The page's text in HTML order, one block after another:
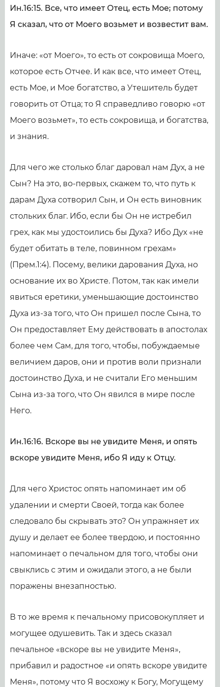
Ин.16:15. Все, что имеет Отец, есть Мое; потому
Я сказал, что от Моего возьмет и возвестит вам.
Иначе: «от Моего», то есть от сокровища Моего,
которое есть Отчее. И как все, что имеет Отец,
есть Мое, и Мое богатство, а Утешитель будет
говорить от Отца; то Я справедливо говорю «от
Моего возьмет», то есть сокровища, и богатства,
и знания.
Для чего же столько благ даровал нам Дух, а не
Сын? На это, во-первых, скажем то, что путь к
дарам Духа сотворил Сын, и Он есть виновник
стольких благ. Ибо, если бы Он не истребил
грех, как мы удостоились бы Духа? Ибо Дух «не
будет обитать в теле, повинном грехам»
(Прем.1:4). Посему, велики дарования Духа, но
основание их во Христе. Потом, так как имели
явиться еретики, уменьшающие достоинство
Духа из-за того, что Он пришел после Сына, то
Он предоставляет Ему действовать в апостолах
более чем Сам, для того, чтобы, побуждаемые
величием даров, они и против воли признали
достоинство Духа, и не считали Его меньшим
Сына из-за того, что Он явился в мире после
Него.
Ин.16:16. Вскоре вы не увидите Меня, и опять
вскоре увидите Меня, ибо Я иду к Отцу.
Для чего Христос опять напоминает им об
удалении и смерти Своей, тогда как более
следовало бы скрывать это? Он упражняет их
душу и делает ее более твердою, и постоянно
напоминает о печальном для того, чтобы они
свыклись с этим и ожидали этого, а не были
поражены внезапностью.
В то же время к печальному присовокупляет и
могущее одушевить. Так и здесь сказал
печальное «вскоре вы не увидите Меня»,
прибавил и радостное «и опять вскоре увидите
Меня», потому что Я восхожу к Богу, Могущему